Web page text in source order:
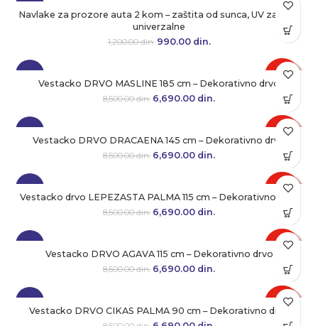
Navlake za prozore auta 2 kom – zaštita od sunca, UV zaštita,
univerzalne
1,200.00din.
Originalna cena je bila:
990.00 din.
Vestacko DRVO MASLINE 185 cm – Dekorativno drvo
8,500.00din.
Originalna cena je bila:
6,690.00 din.
Trenutna cena je:
Vestacko DRVO DRACAENA 145 cm – Dekorativno drvo
8,500.00din.
Originalna cena je bila:
6,690.00 din.
Trenutna cena je:
Vestacko drvo LEPEZASTA PALMA 115 cm – Dekorativno drvo
8,500.00din.
Originalna cena je bila:
6,690.00 din.
Trenutna cena je:
Vestacko DRVO AGAVA 115 cm – Dekorativno drvo
8,500.00din.
Originalna cena je bila:
6,690.00 din.
Trenutna cena je:
Vestacko DRVO CIKAS PALMA 90 cm – Dekorativno drvo